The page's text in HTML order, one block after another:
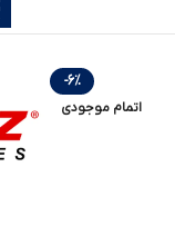
-6%
اتمام موجودی